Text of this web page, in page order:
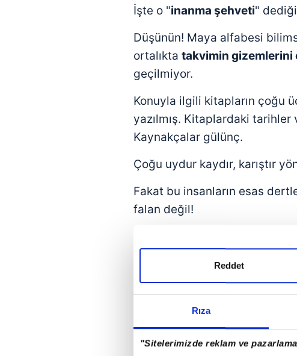
Rıza
"Sitelerimizde reklam ve
Reddet
İşte o "inanma şehveti"
Düşünün! Maya alfabesi
ortalıkta takvimin gizemlerini
geçilmiyor.
Konuyla ilgili kitapların çoğu
yazılmış. Kitaplardaki tarihler
Kaynakçalar gülünç.
Çoğu uydur kaydır, karıştır
Fakat bu insanların esas
falan değil!
Kıyamet fikri ve beklentisi
Bir hayal edin!
Korkunç bir yıkımın ardından
Kendini "iyi insan" sanan nice